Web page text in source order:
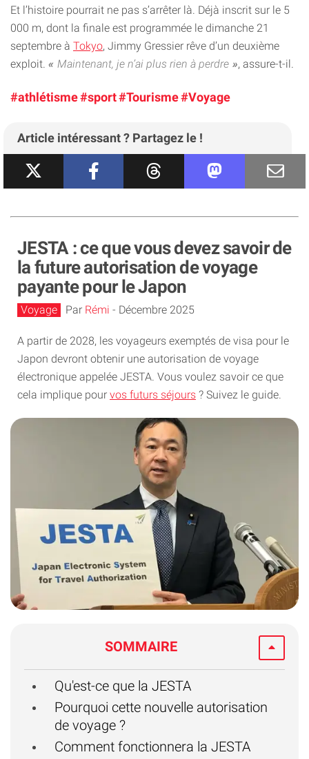
Et l’histoire pourrait ne pas s’arrêter là. Déjà inscrit sur le 5
000 m, dont la finale est programmée le dimanche 21
septembre à Tokyo, Jimmy Gressier rêve d’un deuxième
exploit.
Maintenant, je n’ai plus rien à perdre , assure-t-il.
#athlétisme#sport#Tourisme#Voyage
Article intéressant ? Partagez le !
JESTA : ce que vous devez savoir de
la future autorisation de voyage
payante pour le Japon
Voyage Par Rémi - Décembre 2025
A partir de 2028, les voyageurs exemptés de visa pour le
Japon devront obtenir une autorisation de voyage
électronique appelée JESTA. Vous voulez savoir ce que
cela implique pour vos futurs séjours ? Suivez le guide.
SOMMAIRE
Qu'est-ce que la JESTA
Pourquoi cette nouvelle autorisation
de voyage ?
Comment fonctionnera la JESTA